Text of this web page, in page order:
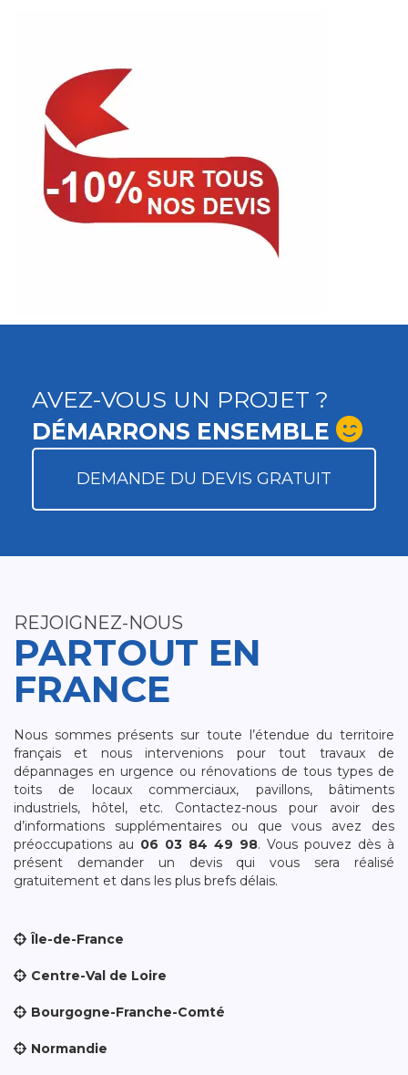
AVEZ-VOUS UN PROJET ?
DÉMARRONS ENSEMBLE
DEMANDE DU DEVIS GRATUIT
REJOIGNEZ-NOUS
PARTOUT EN
FRANCE
Nous sommes présents sur toute l’étendue du territoire
français et nous intervenions pour tout travaux de
dépannages en urgence ou rénovations de tous types de
toits de locaux commerciaux, pavillons, bâtiments
industriels, hôtel, etc. Contactez-nous pour avoir des
d’informations supplémentaires ou que vous avez des
préoccupations au 06 03 84 49 98. Vous pouvez dès à
présent demander un devis qui vous sera réalisé
gratuitement et dans les plus brefs délais.
Île-de-France
Centre-Val de Loire
Bourgogne-Franche-Comté
Normandie